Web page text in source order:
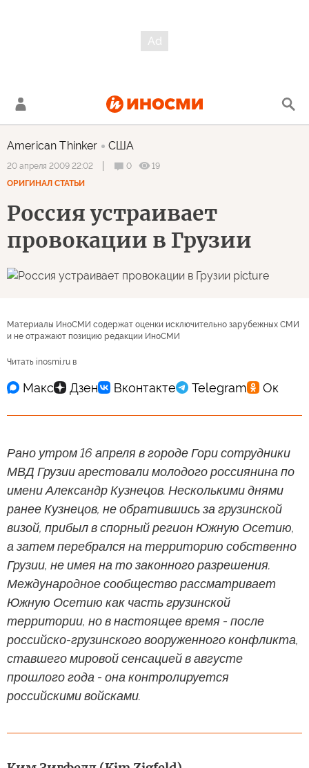
American Thinker США
20 апреля 2009 22:02 0
19
ОРИГИНАЛ СТАТЬИ
Россия устраивает
провокации в Грузии
Материалы ИноСМИ содержат оценки исключительно зарубежных СМИ
и не отражают позицию редакции ИноСМИ
Читать inosmi.ru в
Рано утром 16 апреля в городе Гори сотрудники
МВД Грузии арестовали молодого россиянина по
имени Александр Кузнецов. Несколькими днями
ранее Кузнецов, не обратившись за грузинской
визой, прибыл в спорный регион Южную Осетию,
а затем перебрался на территорию собственно
Грузии, не имея на то законного разрешения.
Международное сообщество рассматривает
Южную Осетию как часть грузинской
территории, но в настоящее время - после
российско-грузинского вооруженного конфликта,
ставшего мировой сенсацией в августе
прошлого года - она контролируется
российскими войсками.